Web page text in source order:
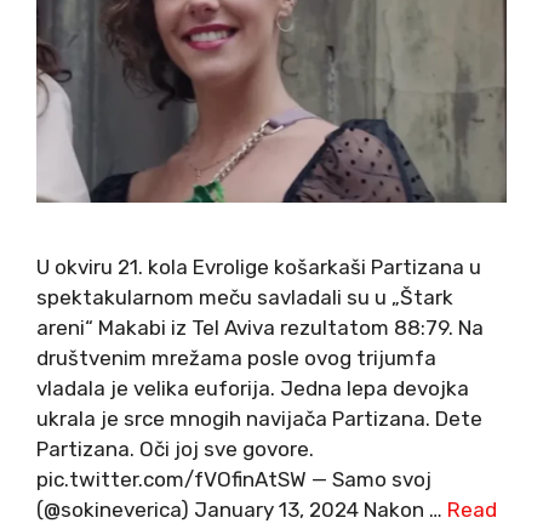
U okviru 21. kola Evrolige košarkaši Partizana u
spektakularnom meču savladali su u „Štark
areni“ Makabi iz Tel Aviva rezultatom 88:79. Na
društvenim mrežama posle ovog trijumfa
vladala je velika euforija. Jedna lepa devojka
ukrala je srce mnogih navijača Partizana. Dete
Partizana. Oči joj sve govore.
pic.twitter.com/fVOfinAtSW — Samo svoj
(@sokineverica) January 13, 2024 Nakon … Read